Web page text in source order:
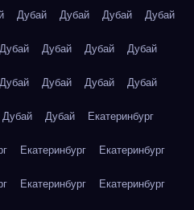
Дубай Дубай Дубай Дубай
Дубай Дубай Дубай Дубай
Дубай Дубай Дубай Дубай
Дубай Дубай Екатеринбург
Екатеринбург Екатеринбург
Екатеринбург Екатеринбург